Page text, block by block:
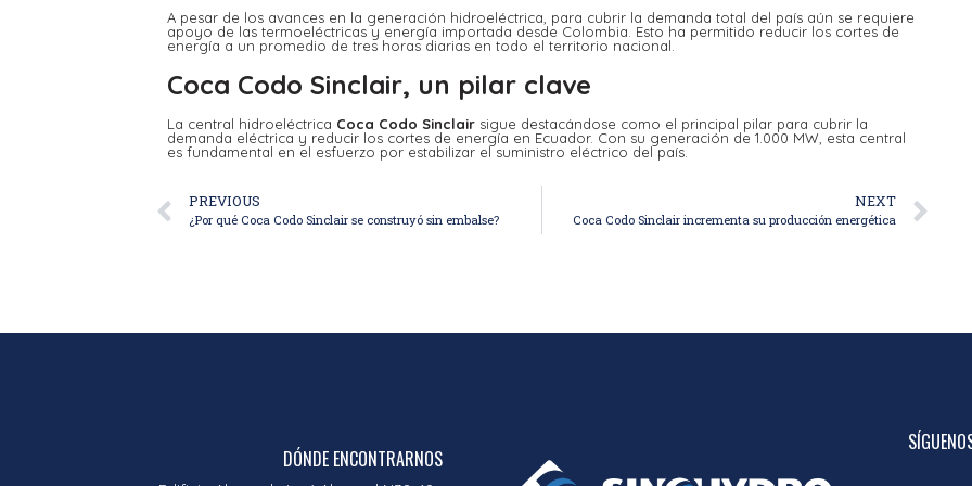
A pesar de los avances en la generación hidroeléctrica, para cubrir la demanda total del país aún se requiere
apoyo de las termoeléctricas y energía importada desde Colombia. Esto ha permitido reducir los cortes de
energía a un promedio de tres horas diarias en todo el territorio nacional.
Coca Codo Sinclair, un pilar clave
La central hidroeléctrica Coca Codo Sinclair sigue destacándose como el principal pilar para cubrir la
demanda eléctrica y reducir los cortes de energía en Ecuador. Con su generación de 1.000 MW, esta central
es fundamental en el esfuerzo por estabilizar el suministro eléctrico del país.
PREVIOUS
¿Por qué Coca Codo Sinclair se construyó sin embalse?
NEXT
Coca Codo Sinclair incrementa su producción energética
DÓNDE ENCONTRARNOS